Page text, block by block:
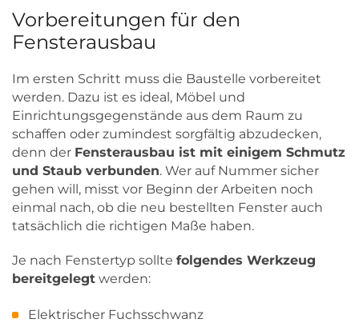
Vorbereitungen für den
Fensterausbau
Im ersten Schritt muss die Baustelle vorbereitet
werden. Dazu ist es ideal, Möbel und
Einrichtungsgegenstände aus dem Raum zu
schaffen oder zumindest sorgfältig abzudecken,
denn der Fensterausbau ist mit einigem Schmutz
und Staub verbunden. Wer auf Nummer sicher
gehen will, misst vor Beginn der Arbeiten noch
einmal nach, ob die neu bestellten Fenster auch
tatsächlich die richtigen Maße haben.
Je nach Fenstertyp sollte folgendes Werkzeug
bereitgelegt werden:
Elektrischer Fuchsschwanz